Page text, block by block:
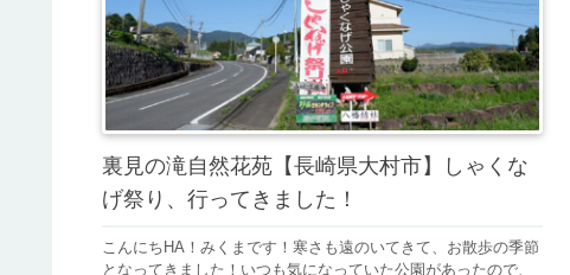
裏見の滝自然花苑【長崎県大村市】しゃくな
げ祭り、行ってきました！
こんにちHA！みくまです！寒さも遠のいてきて、お散歩の季節
となってきました！いつも気になっていた公園があったので、